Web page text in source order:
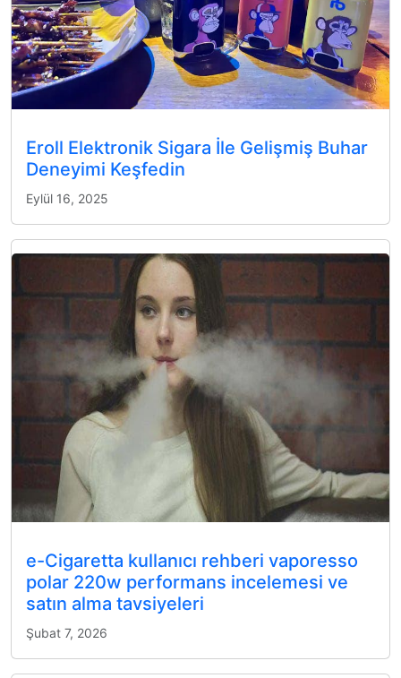
Eroll Elektronik Sigara İle Gelişmiş Buhar
Deneyimi Keşfedin
Eylül 16, 2025
e-Cigaretta kullanıcı rehberi vaporesso
polar 220w performans incelemesi ve
satın alma tavsiyeleri
Şubat 7, 2026